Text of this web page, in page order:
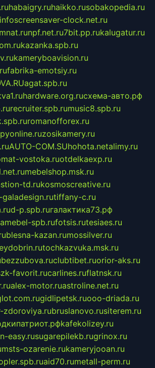
habaigry.ruhaikko.rusobakopedia.ru
screensaver-clock.net.ru
npf.net.ru7bit.pp.rukalugatur.ru
kazanka.spb.ru
kameryboavision.ru
fabrika-emotsiy.ru
agat.spb.ru
hardware.org.ruсхема-авто.рф
recruiter.spb.rumusic8.spb.ru
romanofforex.ru
zosikamery.ru
AUTO-COM.SUhohota.netalimy.ru
vostoka.ruotdelkaexp.ru
mebelshop.msk.ru
td.rukosmoscreative.ru
tiffany-c.ru
d-p.spb.ruгалактика73.рф
spb.rufotsis.rutesiaes.ru
blesna-kazan.rumossilver.ru
tochkazvuka.msk.ru
bezzubova.ruclubtibet.ruorior-aks.ru
favorit.rucarlines.ruflatnsk.ru
alex-motor.ruastroline.net.ru
gidlipetsk.ruooo-driada.ru
zdoroviya.rubruslanovo.rusiterem.ru
kafekolizey.ru
easy.rusugarepilekb.rugrinox.ru
msts-ozarenie.rukameryjooan.ru
aid70.rumetall-perm.ru